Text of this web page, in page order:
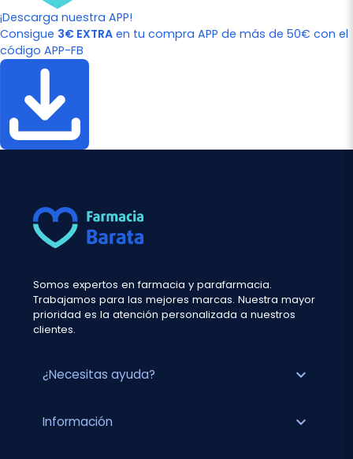
¡Descarga nuestra APP!
Consigue 3€ EXTRA en tu compra APP de más de 50€ con el
código APP-FB
Somos expertos en farmacia y parafarmacia.
Trabajamos para las mejores marcas. Nuestra mayor
prioridad es la atención personalizada a nuestros
clientes.
¿Necesitas ayuda? expand_more
Información expand_more